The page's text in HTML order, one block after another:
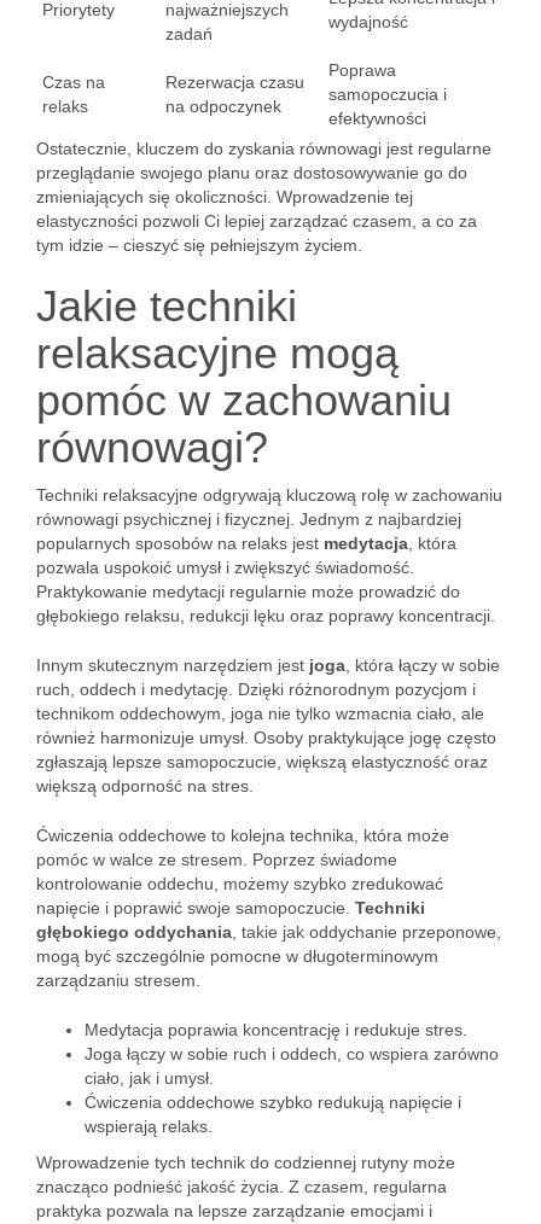
Priorytety
najważniejszych
zadań
wydajność
Czas na
relaks
Rezerwacja czasu
na odpoczynek
Poprawa
samopoczucia i
efektywności
Ostatecznie, kluczem do zyskania równowagi jest regularne
przeglądanie swojego planu oraz dostosowywanie go do
zmieniających się okoliczności. Wprowadzenie tej
elastyczności pozwoli Ci lepiej zarządzać czasem, a co za
tym idzie – cieszyć się pełniejszym życiem.
Jakie techniki
relaksacyjne mogą
pomóc w zachowaniu
równowagi?
Techniki relaksacyjne odgrywają kluczową rolę w zachowaniu
równowagi psychicznej i fizycznej. Jednym z najbardziej
popularnych sposobów na relaks jest medytacja , która
pozwala uspokoić umysł i zwiększyć świadomość.
Praktykowanie medytacji regularnie może prowadzić do
głębokiego relaksu, redukcji lęku oraz poprawy koncentracji.
Innym skutecznym narzędziem jest joga , która łączy w sobie
ruch, oddech i medytację. Dzięki różnorodnym pozycjom i
technikom oddechowym, joga nie tylko wzmacnia ciało, ale
również harmonizuje umysł. Osoby praktykujące jogę często
zgłaszają lepsze samopoczucie, większą elastyczność oraz
większą odporność na stres.
Ćwiczenia oddechowe to kolejna technika, która może
pomóc w walce ze stresem. Poprzez świadome
kontrolowanie oddechu, możemy szybko zredukować
napięcie i poprawić swoje samopoczucie. Techniki
głębokiego oddychania , takie jak oddychanie przeponowe,
mogą być szczególnie pomocne w długoterminowym
zarządzaniu stresem.
Medytacja poprawia koncentrację i redukuje stres.
Joga łączy w sobie ruch i oddech, co wspiera zarówno
ciało, jak i umysł.
Ćwiczenia oddechowe szybko redukują napięcie i
wspierają relaks.
Wprowadzenie tych technik do codziennej rutyny może
znacząco podnieść jakość życia. Z czasem, regularna
praktyka pozwala na lepsze zarządzanie emocjami i